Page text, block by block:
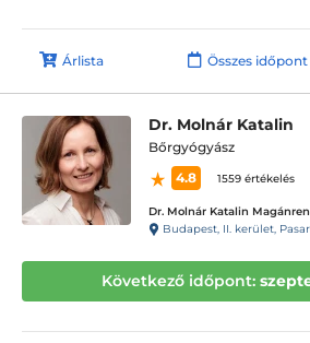
Árlista Összes időpont
Dr. Molnár Katalin
Bőrgyógyász
4.8
1559 értékelés
Budapest, II. kerület,
Következő időpont: